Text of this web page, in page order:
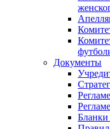
Документы
Бланки